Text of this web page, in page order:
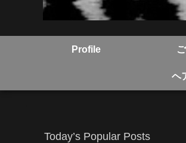
Profile
ヘ
Today’s Popular Posts